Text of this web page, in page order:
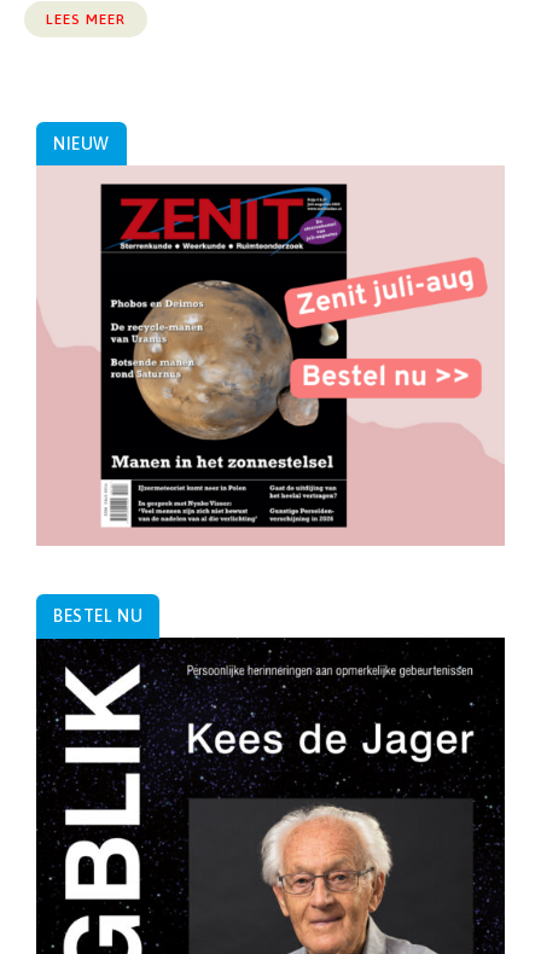
LEES MEER
NIEUW
BESTEL NU